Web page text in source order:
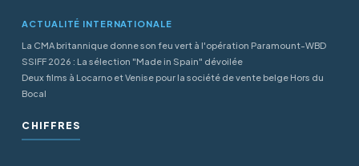
ACTUALITÉ INTERNATIONALE
La CMA britannique donne son feu vert à l'opération Paramount-WBD
SSIFF 2026 : La sélection "Made in Spain" dévoilée
Deux films à Locarno et Venise pour la société de vente belge Hors du
Bocal
CHIFFRES